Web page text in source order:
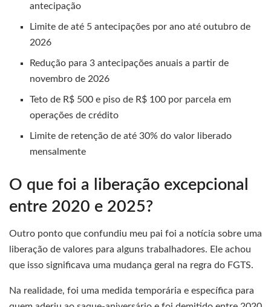
antecipação
Limite de até 5 antecipações por ano até outubro de
2026
Redução para 3 antecipações anuais a partir de
novembro de 2026
Teto de R$ 500 e piso de R$ 100 por parcela em
operações de crédito
Limite de retenção de até 30% do valor liberado
mensalmente
O que foi a liberação excepcional
entre 2020 e 2025?
Outro ponto que confundiu meu pai foi a notícia sobre uma
liberação de valores para alguns trabalhadores. Ele achou
que isso significava uma mudança geral na regra do FGTS.
Na realidade, foi uma medida temporária e específica para